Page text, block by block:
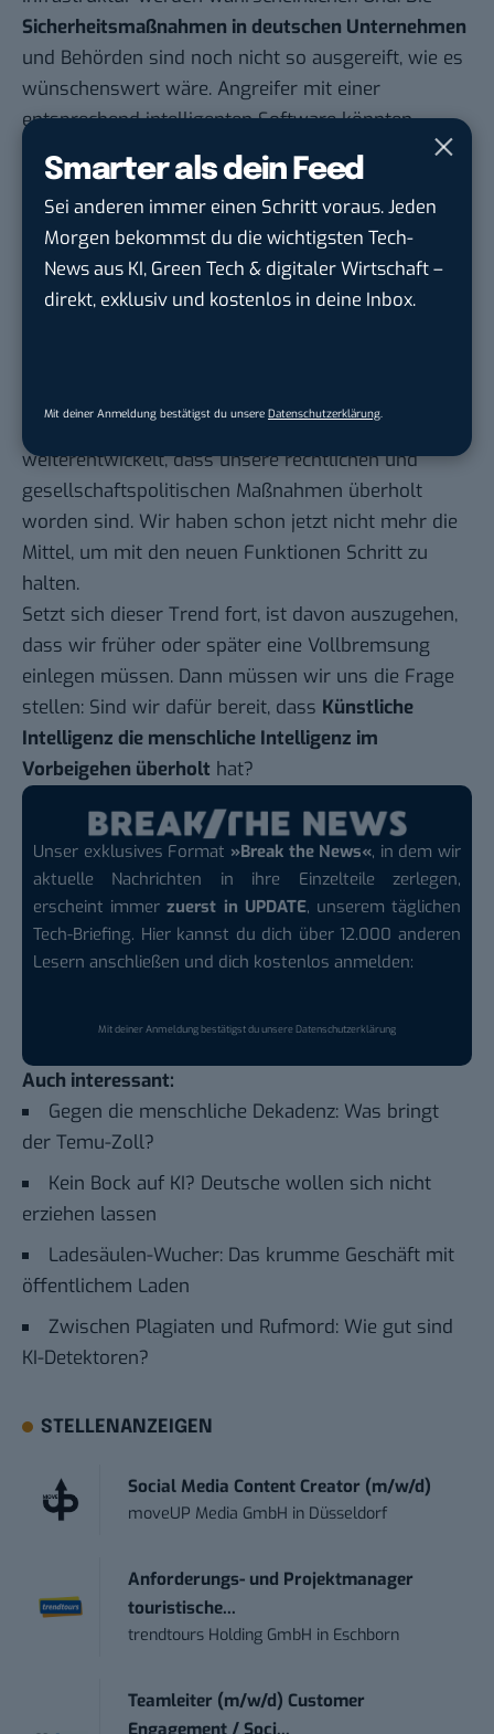
Smarter als dein Feed
Sei anderen immer einen Schritt voraus. Jeden
Morgen bekommst du die wichtigsten Tech-
News aus KI, Green Tech & digitaler Wirtschaft –
direkt, exklusiv und kostenlos in deine Inbox.
Mit deiner Anmeldung bestätigst du unsere Datenschutzerklärung
Sicherheitsmaßnahmen in deutschen Unternehmen
und Behörden sind noch nicht so ausgereift, wie es
wünschenswert wäre. Angreifer mit einer
entsprechend intelligenten Software könnten
weitestgehend automatisiert großen Schaden
anrichten. Somit stellen neue KI-Modelle tatsächlich
eine Bedrohung dar.
Viel wichtiger ist es jedoch, diesen Gedankengang
weiterzuspinnen. Im Jahr 2022 war ChatGPT ein
besserer Chatbot, der simple Fragen beantworten
kürzester Zeit hat sich die Technologie so rasant
weiterentwickelt, dass unsere rechtlichen und
gesellschaftspolitischen Maßnahmen überholt
worden sind. Wir haben schon jetzt nicht mehr die
Mittel, um mit den neuen Funktionen Schritt zu
halten.
Setzt sich dieser Trend fort, ist davon auszugehen,
dass wir früher oder später eine Vollbremsung
einlegen müssen. Dann müssen wir uns die Frage
stellen: Sind wir dafür bereit, dass Künstliche
Intelligenz die menschliche Intelligenz im
Vorbeigehen überholt hat?
Unser exklusives Format »Break the News«, in dem wir
aktuelle Nachrichten in ihre Einzelteile zerlegen,
erscheint immerzuerst in UPDATE, unserem täglichen
Tech-Briefing. Hier kannst du dich über 12.000 anderen
Lesern anschließen und dich kostenlos anmelden:
Mit deiner Anmeldung bestätigst du unsereDatenschutzerklärung
Auch interessant:
Gegen die menschliche Dekadenz: Was bringt
der Temu-Zoll?
Kein Bock auf KI? Deutsche wollen sich nicht
erziehen lassen
Ladesäulen-Wucher: Das krumme Geschäft mit
öffentlichem Laden
Zwischen Plagiaten und Rufmord: Wie gut sind
KI-Detektoren?
STELLENANZEIGEN
Social Media Content Creator (m/w/d)
moveUP Media GmbH in Düsseldorf
Anforderungs- und Projektmanager
touristische...
trendtours Holding GmbH in Eschborn
Teamleiter (m/w/d) Customer
Engagement / Soci...